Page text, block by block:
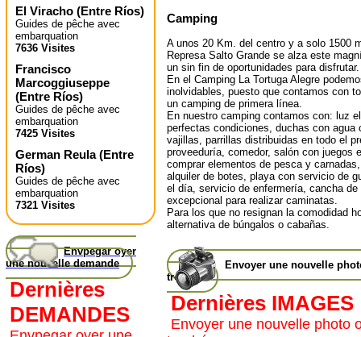
El Viracho (Entre Ríos)
Guides de pêche avec
embarquation
7636 Visites
Francisco
Marcoggiuseppe
(Entre Ríos)
Guides de pêche avec
embarquation
7425 Visites
German Reula(Entre
Ríos)
Guides de pêche avec
embarquation
7321 Visites
Envpegar oyer
une nouvelle demande
Dernières
DEMANDES
Camping
A unos 20 Km. del centro y a solo 1500
Represa Salto Grande se alza este
un sin fin de oportunidades para disfrutar.
En el Camping La Tortuga Alegre
inolvidables, puesto que contamos con
un camping de primera línea.
En nuestro camping contamos con: luz
perfectas condiciones, duchas con agua
vajillas, parrillas distribuidas en todo el
proveeduría, comedor, salón con juegos
comprar elementos de pesca y
alquiler de botes, playa con servicio de
el día, servicio de enfermería, cancha
excepcional para realizar caminatas.
Para los que no resignan la comodidad
alternativa de búngalos o cabañas.
Envoyer une nouvelle
trophée
Dernières IMAGES
Envoyer une nouvelle photo